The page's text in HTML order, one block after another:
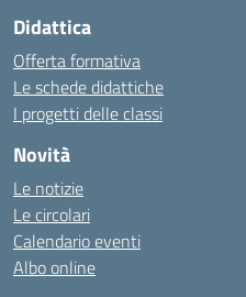
Didattica
Offerta formativa
Le schede didattiche
I progetti delle classi
Novità
Le notizie
Le circolari
Calendario eventi
Albo online